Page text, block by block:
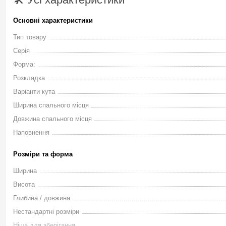
оформляється дуже просто, практично всі дії
безплатну консультацію з усіх питань, що Вас цікавлять,
Кутовий диван
➤
диван Будапешт ножиці Константа в Києві з безкоштовною
Основні характеристики
Тип товару
Серія
Форма:
Розкладка
Варіанти кута
Ширина спального місця
Довжина спального місця
Наповнення
Розміри та форма
Ширина
Висота
Глибина / довжина
Нестандартні розміри